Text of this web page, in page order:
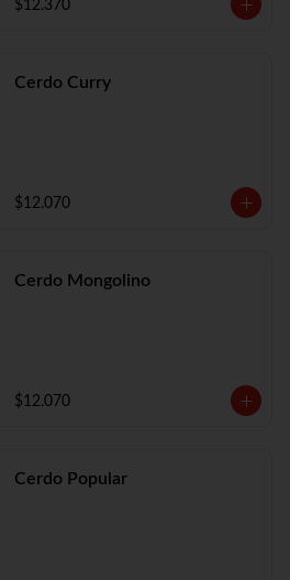
$12.370
Cerdo Curry
$12.070
Cerdo Mongolino
$12.070
Cerdo Popular